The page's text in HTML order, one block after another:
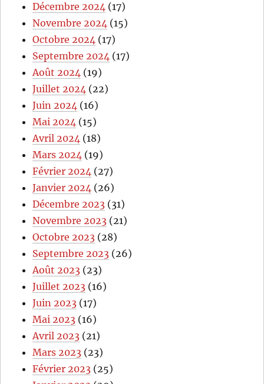
Décembre 2024 (17)
Novembre 2024 (15)
Octobre 2024 (17)
Septembre 2024 (17)
Août 2024 (19)
Juillet 2024 (22)
Juin 2024 (16)
Mai 2024 (15)
Avril 2024 (18)
Mars 2024 (19)
Février 2024 (27)
Janvier 2024 (26)
Décembre 2023 (31)
Novembre 2023 (21)
Octobre 2023 (28)
Septembre 2023 (26)
Août 2023 (23)
Juillet 2023 (16)
Juin 2023 (17)
Mai 2023 (16)
Avril 2023 (21)
Mars 2023 (23)
Février 2023 (25)